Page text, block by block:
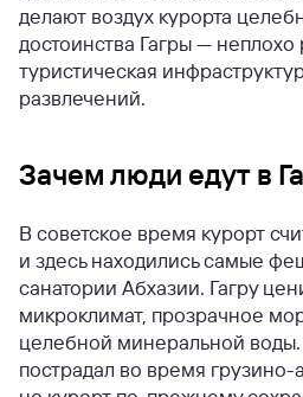
делают воздух курорта
достоинства Гагры — неплохо
туристическая
развлечений.
Зачем люди едут в
В советское время курорт
и здесь находились самые
санатории Абхазии. Гагру
микроклимат, прозрачное
целебной минеральной воды.
пострадал во время грузино-